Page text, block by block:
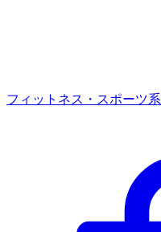
フィットネス・スポーツ系